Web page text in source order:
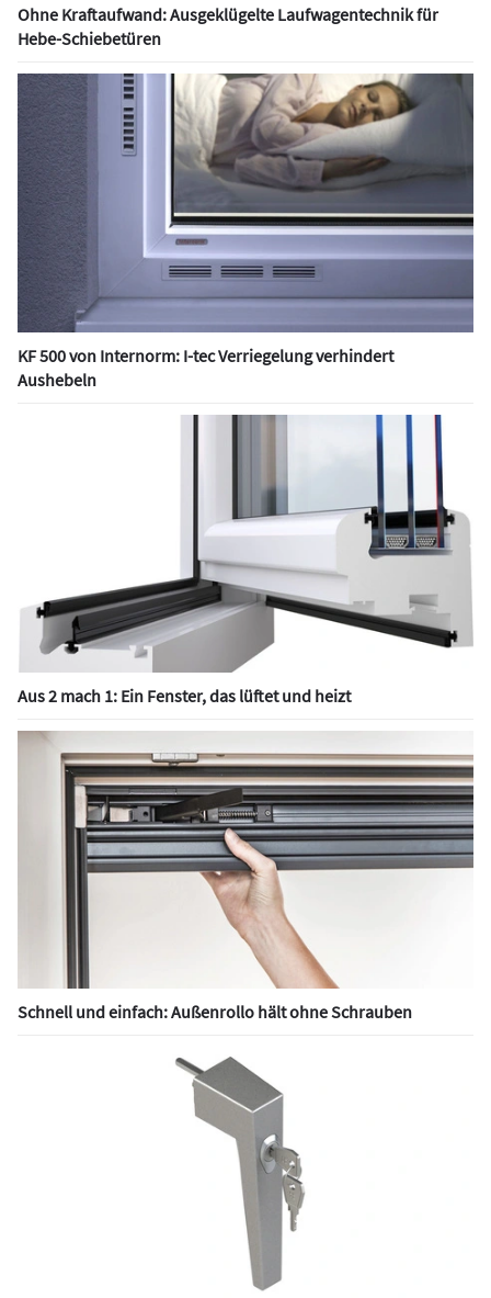
Ohne Kraftaufwand: Ausgeklügelte Laufwagentechnik für
Hebe-Schiebetüren
KF 500 von Internorm: I-tec Verriegelung verhindert
Aushebeln
Aus 2 mach 1: Ein Fenster, das lüftet und heizt
Schnell und einfach: Außenrollo hält ohne Schrauben